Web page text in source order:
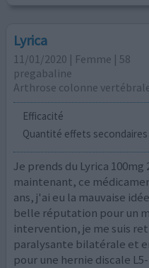
Lyrica
11/01/2020 | Femme | 58
pregabaline
Arthrose colonne
Efficacité
Quantité effets secondaires
Je prends du Lyrica 100mg
maintenant, ce
ans, j'ai eu la mauvaise
belle réputation pour un
intervention, je me suis
paralysante bilatérale et
pour une hernie discale